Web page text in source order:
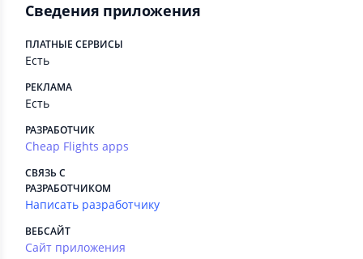
Сведения приложения
ПЛАТНЫЕ СЕРВИСЫ
Есть
РЕКЛАМА
Есть
РАЗРАБОТЧИК
Cheap Flights apps
СВЯЗЬ С
РАЗРАБОТЧИКОМ
Написать разработчику
ВЕБСАЙТ
Сайт приложения